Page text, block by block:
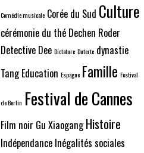
Comédie musicale Corée du Sud Culture
cérémonie du thé Dechen Roder
Detective Dee Dictature Duterte dynastie
Tang Education Espagne Famille Festival
de Berlin Festival de Cannes
Film noir Gu Xiaogang Histoire
Indépendance Inégalités sociales